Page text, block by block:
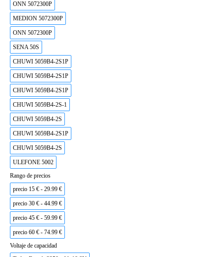
ONN 5072300P
MEDION 5072300P
ONN 5072300P
SENA 50S
CHUWI 5059B4-2S1P
CHUWI 5059B4-2S1P
CHUWI 5059B4-2S1P
CHUWI 5059B4-2S-1
CHUWI 5059B4-2S
CHUWI 5059B4-2S1P
CHUWI 5059B4-2S
ULEFONE 5002
Rango de precios
precio 15 € - 29.99 €
precio 30 € - 44.99 €
precio 45 € - 59.99 €
precio 60 € - 74.99 €
Voltaje de capacidad